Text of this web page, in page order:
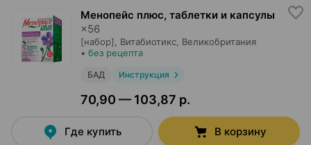
Менопейс плюс, таблетки и капсулы
×56
[набор], Витабиотикс , Великобритания
• без рецепта
БАД Инструкция
70,90 — 103,87 р.
Где купить В корзину